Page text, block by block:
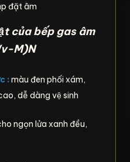
đặt âm
của bếp gas âm
M)N
: màu đen phối xám,
dễ dàng vệ sinh
ngọn lửa xanh đều,